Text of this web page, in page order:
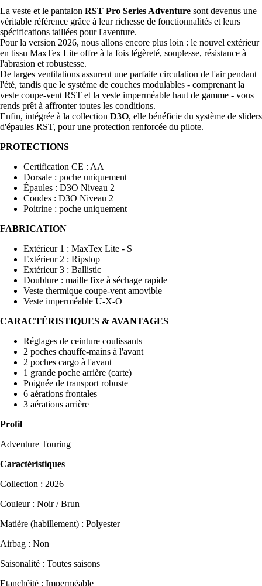
La veste et le pantalon RST Pro Series Adventure sont devenus une
véritable référence grâce à leur richesse de fonctionnalités et leurs
spécifications taillées pour l'aventure.
Pour la version 2026, nous allons encore plus loin : le nouvel extérieur
en tissu MaxTex Lite offre à la fois légèreté, souplesse, résistance à
l'abrasion et robustesse.
De larges ventilations assurent une parfaite circulation de l'air pendant
l'été, tandis que le système de couches modulables - comprenant la
veste coupe-vent RST et la veste imperméable haut de gamme - vous
rends prêt à affronter toutes les conditions.
Enfin, intégrée à la collection D3O, elle bénéficie du système de sliders
d'épaules RST, pour une protection renforcée du pilote.
PROTECTIONS
Certification CE : AA
Dorsale : poche uniquement
Épaules : D3O Niveau 2
Coudes : D3O Niveau 2
Poitrine : poche uniquement
FABRICATION
Extérieur 1 : MaxTex Lite - S
Extérieur 2 : Ripstop
Extérieur 3 : Ballistic
Doublure : maille fixe à séchage rapide
Veste thermique coupe-vent amovible
Veste imperméable U-X-O
CARACTÉRISTIQUES & AVANTAGES
Réglages de ceinture coulissants
2 poches chauffe-mains à l'avant
2 poches cargo à l'avant
1 grande poche arrière (carte)
Poignée de transport robuste
6 aérations frontales
3 aérations arrière
Profil
Adventure Touring
Caractéristiques
Collection : 2026
Couleur : Noir / Brun
Matière (habillement) : Polyester
Airbag : Non
Saisonalité : Toutes saisons
Etanchéité : Imperméable